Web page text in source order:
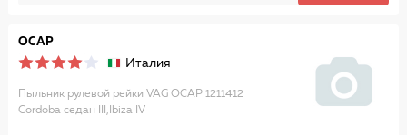
OCAP
Италия
Пыльник рулевой рейки VAG OCAP 1211412
Cordoba седан III,Ibiza IV